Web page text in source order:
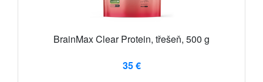
BrainMax Clear Protein, třešeň, 500 g
35 €